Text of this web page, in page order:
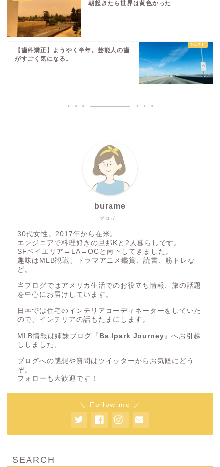
朝起きたら世界は黄色かった
【歯科矯正】ようやく半年。芸能人の歯
がすごく気になる。
ブロガー
burame
30代女性。2017年から在米。
エンジニアで料理好きの旦那Kと2人暮らしです。
SFベイエリア→LA→OCと南下してきました。
趣味はMLB観戦、ドラマアニメ鑑賞、読書、筋トレな
ど。
当ブログではアメリカ生活でのお役立ち情報、旅の話題
を中心にお届けしています。
日本では住宅のインテリアコーディネーターをしていた
ので、インテリアの話もたまにします。
MLB情報は姉妹ブログ『 Ballpark Journey 』へお引越
ししました。
ブログへの感想や質問はツイッターからお気軽にどう
ぞ。
フォローも大歓迎です！
＼ Follow me ／
SEARCH